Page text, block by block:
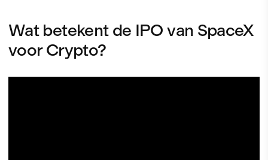
Wat betekent de IPO van SpaceX
voor Crypto?